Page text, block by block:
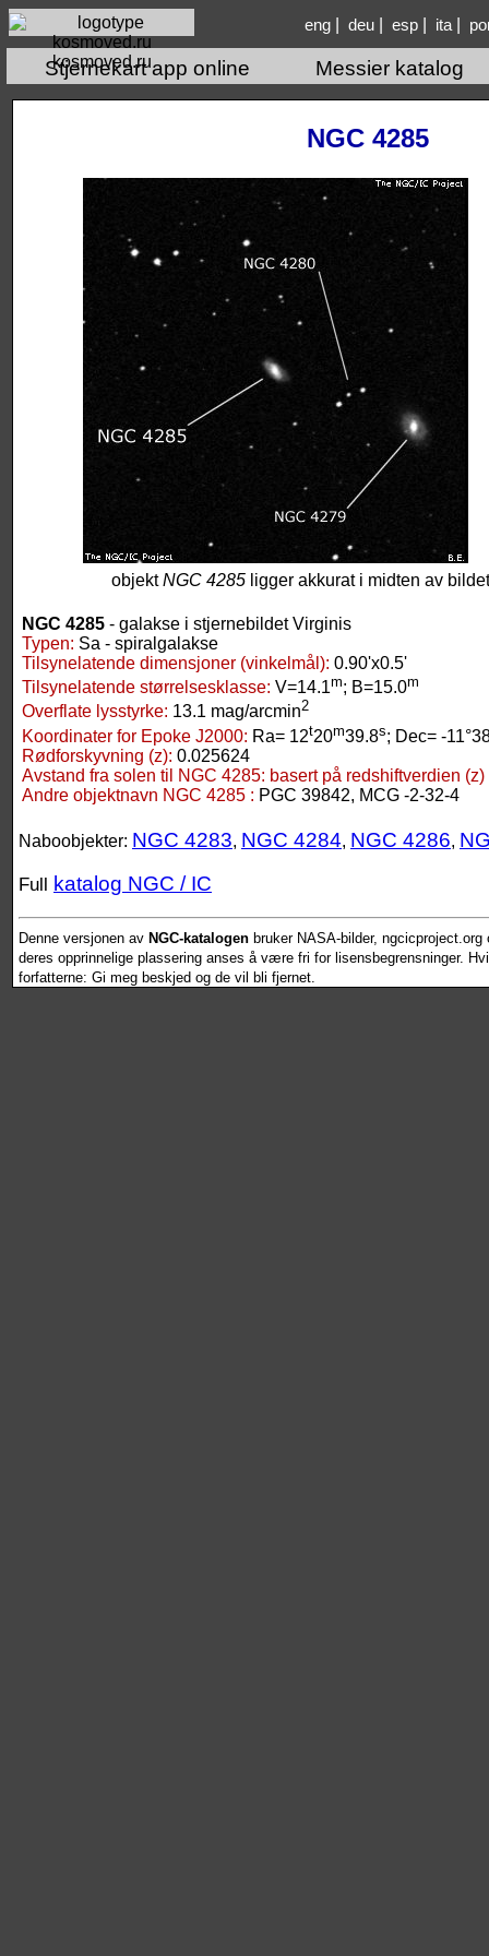
kosmoved.ru
eng| deu| esp| ita|
Stjernekart app online Messier katalog
NGC 4285
objektNGC 4285 ligger akkurat i midten av
NGC 4285 - galakse i stjernebildet Virginis
Typen: Sa - spiralgalakse
Tilsynelatende dimensjoner (vinkelmål): 0.90'x0.5'
Tilsynelatende størrelsesklasse: V=14.1m; B=15.0m
Overflate lysstyrke: 13.1 mag/arcmin2
Koordinater for Epoke J2000: Ra= 12t20m39.8s; Dec= -
Rødforskyvning (z): 0.025624
Avstand fra solen til NGC 4285: basert på redshiftverdien
Andre objektnavn NGC 4285 : PGC 39842, MCG -2-32-4
Naboobjekter: NGC 4283, NGC 4284, NGC 4286,
Full katalog NGC / IC
Denne versjonen av NGC-katalogen bruker NASA-bilder,
deres opprinnelige plassering anses å være fri for lisensbegrensninger.
forfatterne: Gi meg beskjed og de vil bli fjernet.